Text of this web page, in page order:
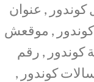
كوندور , عنوان
كوندور , موقعش
كوندور , رقم
كوندور ,